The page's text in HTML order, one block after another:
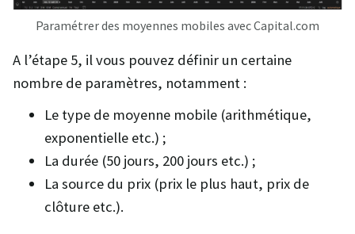
Paramétrer des moyennes mobiles avec Capital.com
A l’étape 5, il vous pouvez définir un certaine
nombre de paramètres, notamment :
Le type de moyenne mobile (arithmétique,
exponentielle etc.) ;
La durée (50 jours, 200 jours etc.) ;
La source du prix (prix le plus haut, prix de
clôture etc.).